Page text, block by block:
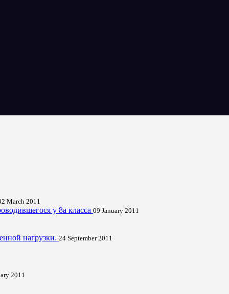
March 2011
у 8а класса 09 January 2011
нагрузки. 24 September 2011
2011